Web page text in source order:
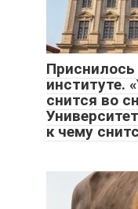
Приснилось
институте.
снится во
к чему